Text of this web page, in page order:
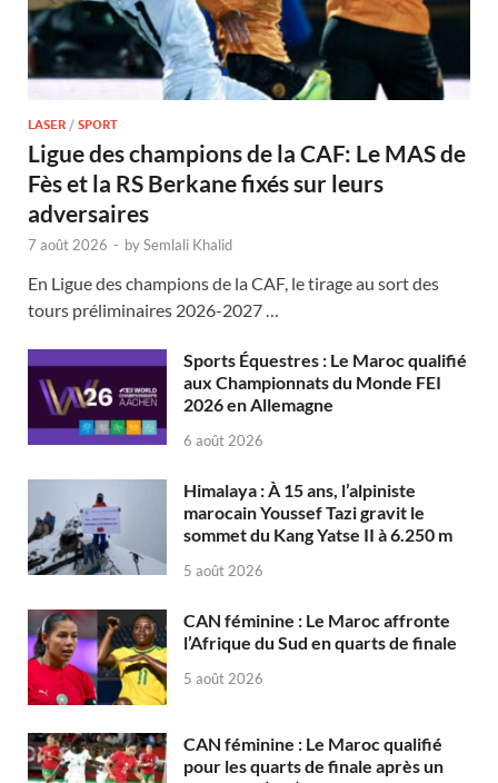
LASER / SPORT
Ligue des champions de la CAF: Le MAS de
Fès et la RS Berkane fixés sur leurs
adversaires
7 août 2026 - bySemlali Khalid
En Ligue des champions de la CAF, le tirage au sort des
tours préliminaires 2026-2027 …
Sports Équestres : Le Maroc qualifié
aux Championnats du Monde FEI
2026 en Allemagne
6 août 2026
Himalaya : À 15 ans, l’alpiniste
marocain Youssef Tazi gravit le
sommet du Kang Yatse II à 6.250 m
5 août 2026
CAN féminine : Le Maroc affronte
l’Afrique du Sud en quarts de finale
5 août 2026
CAN féminine : Le Maroc qualifié
pour les quarts de finale après un